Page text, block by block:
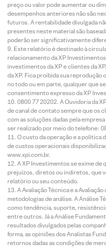
preço ou valor pode aumentar ou
desempenhos anteriores não são
futuros. A rentabilidade divulgada
presentes neste material são
poderão ser significativamente
Este relatório é destinado à
relacionamento da XP
investimentos da XP e clientes da
da XP. Fica proibida sua
no todo ou em parte, qualquer que
consentimento expresso da XP
0800 77 20202. A Ouvidoria da
de canal de contato sempre que os
com as soluções dadas pela
ser realizado por meio do telefone:
O custo da operação e a política
de custos operacionais
www.xpi.com.br.
A XP Investimentos se exime de
prejuízos, diretos ou indiretos, que
relatório ou seu conteúdo.
A Avaliação Técnica e a
metodologias de análise. A Análise
como tendência, suporte,
entre outros. Já a Análise
resultados divulgados pelas
forma, as opiniões dos Analistas
retornos dadas as condições de